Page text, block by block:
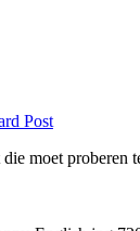
Post
moet